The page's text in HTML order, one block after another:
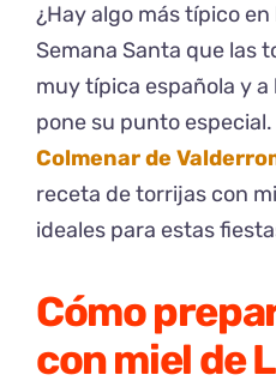
¿Hay algo más típico
Semana Santa que las
muy típica española y
pone su punto
Colmenar de
receta de torrijas con
ideales para estas
Cómo
con miel de